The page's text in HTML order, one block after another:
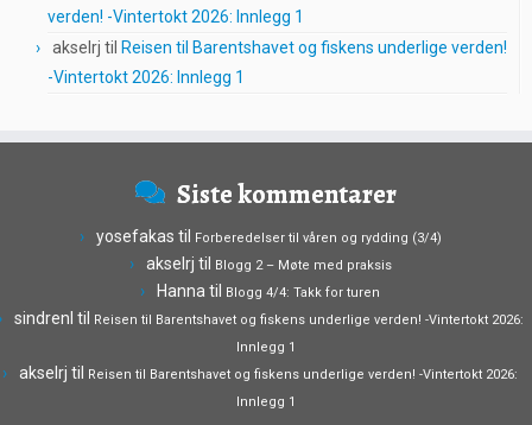
verden! -Vintertokt 2026: Innlegg 1
akselrj til Reisen til Barentshavet og fiskens underlige verden!
-Vintertokt 2026: Innlegg 1
Siste kommentarer
yosefakas til Forberedelser til våren og rydding (3/4)
akselrj til Blogg 2 – Møte med praksis
Hanna til Blogg 4/4: Takk for turen
sindrenl til
Reisen til Barentshavet og fiskens underlige verden! -Vintertokt 2026:
Innlegg 1
akselrj til
Reisen til Barentshavet og fiskens underlige verden! -Vintertokt 2026:
Innlegg 1